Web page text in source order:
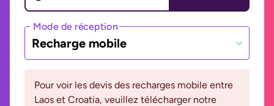
Mode de réception
Recharge mobile
Pour voir les devis des recharges mobile entre
Laos et Croatia, veuillez télécharger notre